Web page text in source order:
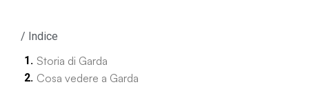
/ Indice
Storia di Garda
Cosa vedere a Garda